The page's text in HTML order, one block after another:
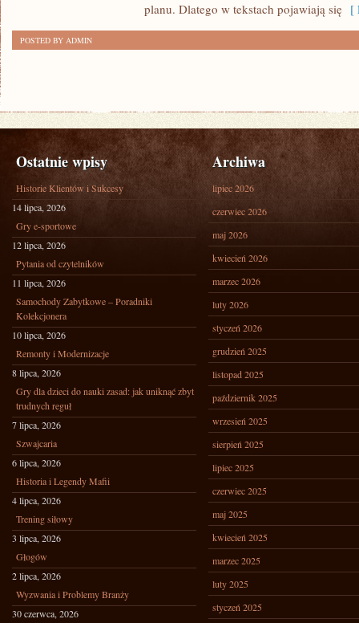
planu. Dlatego w tekstach pojawiają się [
POSTED BY ADMIN
Ostatnie wpisy
Historie Klientów i Sukcesy
14 lipca, 2026
Gry e-sportowe
12 lipca, 2026
Pytania od czytelników
11 lipca, 2026
Samochody Zabytkowe – Poradniki
Kolekcjonera
10 lipca, 2026
Remonty i Modernizacje
8 lipca, 2026
Gry dla dzieci do nauki zasad: jak uniknąć zbyt
trudnych reguł
7 lipca, 2026
Szwajcaria
6 lipca, 2026
Historia i Legendy Mafii
4 lipca, 2026
Trening siłowy
3 lipca, 2026
Głogów
2 lipca, 2026
Wyzwania i Problemy Branży
30 czerwca, 2026
Archiwa
lipiec 2026
czerwiec 2026
maj 2026
kwiecień 2026
marzec 2026
luty 2026
styczeń 2026
grudzień 2025
listopad 2025
październik 2025
wrzesień 2025
sierpień 2025
lipiec 2025
czerwiec 2025
maj 2025
kwiecień 2025
marzec 2025
luty 2025
styczeń 2025